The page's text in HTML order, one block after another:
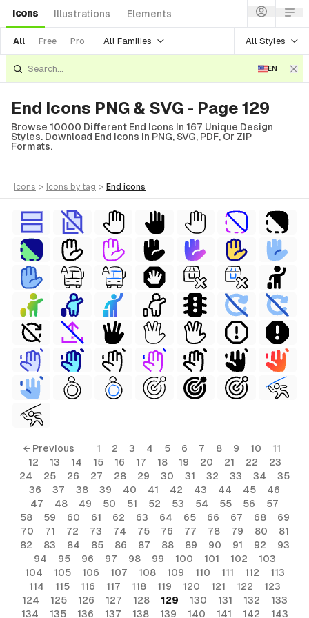
Icons Illustrations Elements
All Free Pro All Families All Styles
EN
End Icons PNG & SVG - Page 129
Browse 10000 Different End Icons In 167 Unique Design
Styles. Download End Icons In PNG, SVG, PDF, Or ZIP
Formats.
icons > icons by tag > end icons
← Previous 1 2 3 4 5 6 7 8 9 10
11
12
13 14 15 16 17 18 19 20 21 22
23
24
25 26 27 28 29 30 31 32 33 34
35
36
37 38 39 40 41 42 43 44 45
46
47
48 49 50 51 52 53 54 55 56
57
58
59 60 61 62 63 64 65 66 67 68
69
70
71 72 73 74 75 76 77 78 79 80
81
82
83 84 85 86 87 88 89 90 91 92
93
94
95 96 97 98 99 100 101 102
103
104
105 106 107 108 109 110 111 112
113
114
115 116 117 118 119 120 121 122
123
124
125 126 127 128 129 130 131 132
133
134
135 136 137 138 139 140 141 142 143